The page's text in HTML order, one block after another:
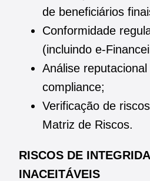
de beneficiários
Conformidade
(incluindo e-
Análise
compliance;
Verificação de
Matriz de Riscos.
RISCOS DE
INACEITÁVEIS